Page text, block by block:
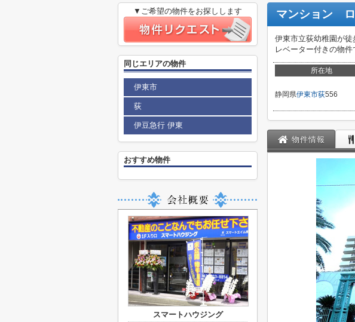
マンション
伊東市立荻幼稚園が
レベーター付きの物件
所在地
静岡県伊東市荻556
物件情報
▼ご希望の物件をお探しします
同じエリアの物件
伊東市
荻
伊豆急行 伊東
おすすめ物件
スマートハウジング